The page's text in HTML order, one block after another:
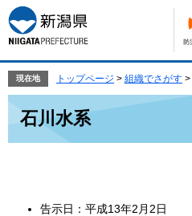
ー
ジ
の
頭
す。
ニ
ュ
ー
飛
て
現在地 トップページ > 組織でさがす >
石川水系
告示日：平成13年2月2日